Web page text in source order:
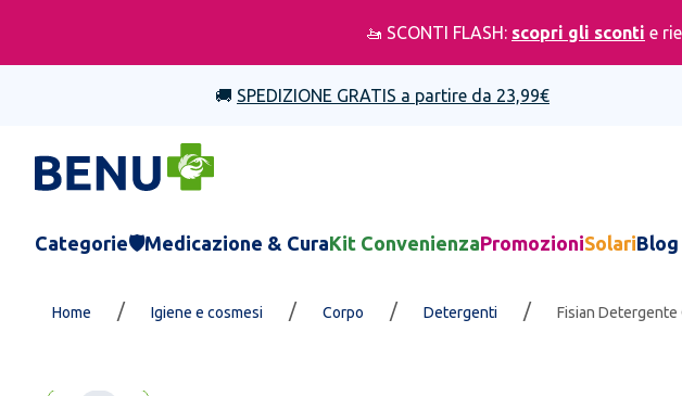
🚤 SCONTI FLASH: scopri gli sconti e
🚚 SPEDIZIONE GRATIS a partire da 23,99€
Categorie🛡️Medicazione & CuraKit ConvenienzaPromozioniSolariBlog
Home / Igiene e cosmesi / Corpo / Detergenti / Fisian Detergente